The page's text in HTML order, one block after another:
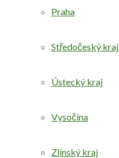
Praha
Středočeský kraj
Ústecký kraj
Vysočina
Zlínský kraj